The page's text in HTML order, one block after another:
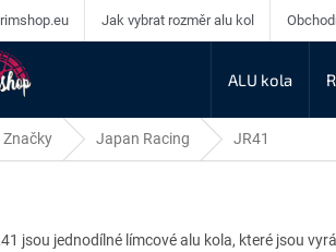
Jak vybrat rozměr alu kol
ALU kola
Značky Japan Racing JR41
jsou jednodílné límcové alu kola, které jsou